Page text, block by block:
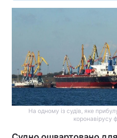
На одному із судів, яке
коронавірусу